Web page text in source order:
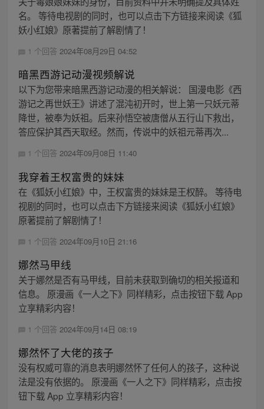
名。 等待电视剧的同时，也可以点击下方链接来阅读《狐
妖小红娘》原著提前了解剧情了！
1 个回答 2024年08月29日 04:52
暗黑西游记动漫视频解说
以下为您带来暗黑西游记动漫的相关解说： 国漫电影《西
游记之再世妖王》讲述了混沌初开时，世上第一只妖元蒂
降世，被奉为妖祖。后来孙悟空被唐僧从五行山下救出，
答应保护其西天取经。然而，传说中的妖祖元蒂再次...
1 个回答 2024年09月08日 11:40
我穿着王权富贵的妹妹
在《狐妖小红娘》中，王权富贵的妹妹是王权醉。 等待电
视剧的同时，也可以点击下方链接来阅读《狐妖小红娘》
原著提前了解剧情了！
1 个回答 2024年09月10日 21:16
娜然马甲线
关于娜然是否有马甲线，目前未获取到确切的相关报道和
信息。 原漫画《一人之下》同样精彩，点击按钮下载 App
立享精彩内容！
1 个回答 2024年09月14日 08:19
娜然怀了大佬的孩子
没有权威可靠的消息表明娜然怀了任何人的孩子，这种说
法是没有依据的。 原漫画《一人之下》同样精彩，点击按
钮下载 App 立享精彩内容！